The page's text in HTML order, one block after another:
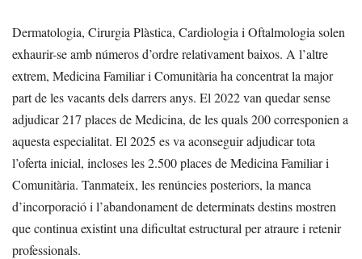
Dermatologia, Cirurgia Plàstica, Cardiologia i Oftalmologia solen
exhaurir-se amb números d’ordre relativament baixos. A l’altre
extrem, Medicina Familiar i Comunitària ha concentrat la major
part de les vacants dels darrers anys. El 2022 van quedar sense
adjudicar 217 places de Medicina, de les quals 200 corresponien a
aquesta especialitat. El 2025 es va aconseguir adjudicar tota
l’oferta inicial, incloses les 2.500 places de Medicina Familiar i
Comunitària. Tanmateix, les renúncies posteriors, la manca
d’incorporació i l’abandonament de determinats destins mostren
que continua existint una dificultat estructural per atraure i retenir
professionals.